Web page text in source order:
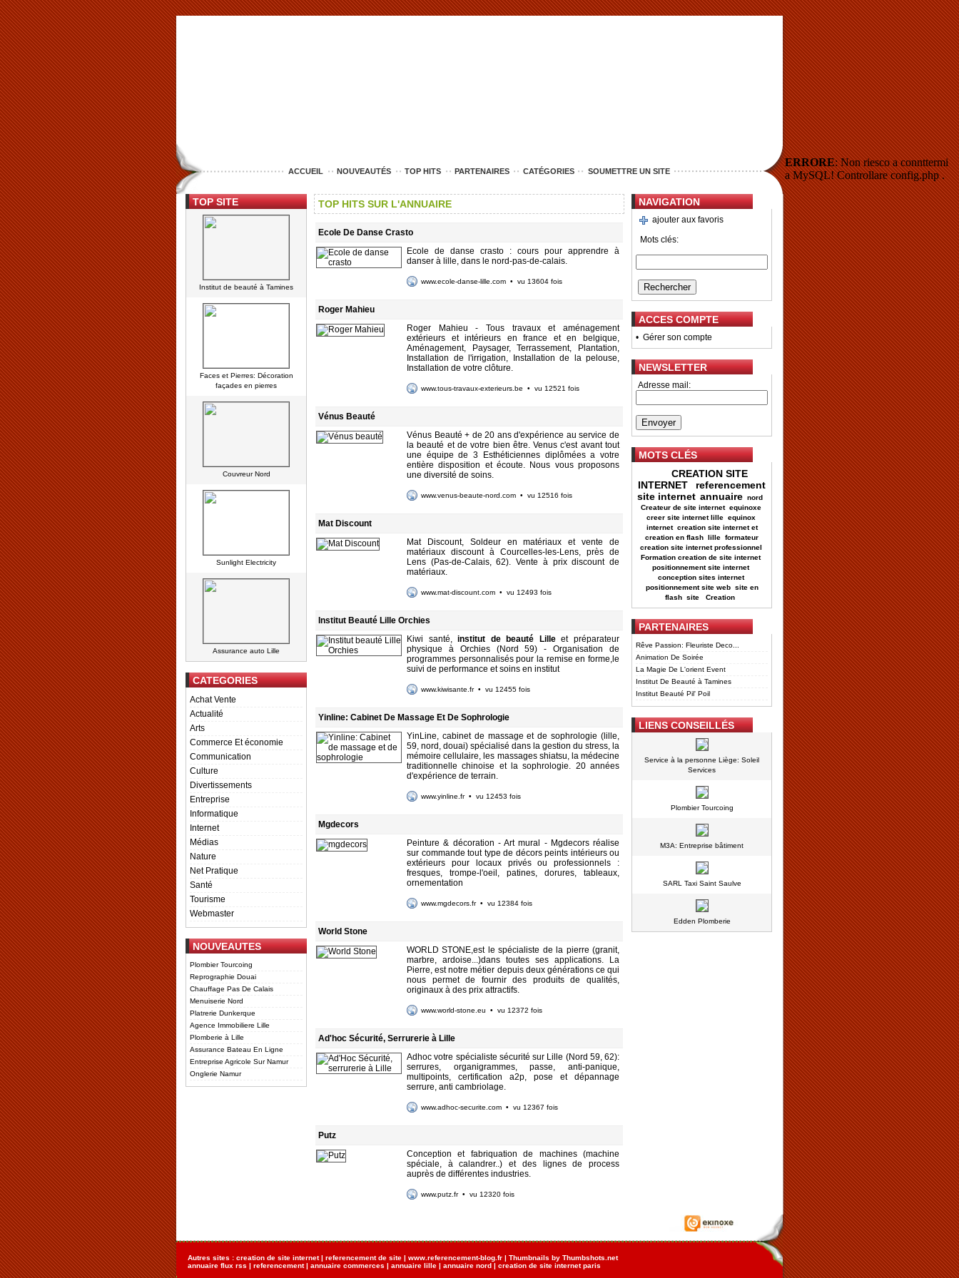
ACCUEIL NOUVEAUTÉS TOP HITS PARTENAIRES CATÉGORIES SOUMETTRE UN SITE
TOP SITE
Institut de beauté à Tamines
Faces et Pierres: Décoration
façades en pierres
Couvreur Nord
Sunlight Electricity
Assurance auto Lille
CATEGORIES
Achat Vente
Actualité
Arts
Commerce Et économie
Communication
Culture
Divertissements
Entreprise
Informatique
Internet
Médias
Nature
Net Pratique
Santé
Tourisme
Webmaster
NOUVEAUTES
Plombier Tourcoing
Reprographie Douai
Chauffage Pas De Calais
Menuiserie Nord
Platrerie Dunkerque
Agence Immobiliere Lille
Plomberie à Lille
Assurance Bateau En Ligne
Entreprise Agricole Sur Namur
Onglerie Namur
TOP HITS SUR L'ANNUAIRE
Ecole De Danse Crasto
Ecole de danse crasto : cours pour apprendre à
danser à lille, dans le nord-pas-de-calais.
www.ecole-danse-lille.com • vu 13604 fois
Roger Mahieu
Roger Mahieu - Tous travaux et aménagement
extérieurs et intérieurs en france et en belgique,
Aménagement, Paysager, Terrassement, Plantation,
Installation de l'irrigation, Installation de la pelouse,
Installation de votre clôture.
www.tous-travaux-exterieurs.be • vu 12521 fois
Vénus Beauté
Vénus Beauté + de 20 ans d'expérience au service de
la beauté et de votre bien être. Venus c'est avant tout
une équipe de 3 Esthéticiennes diplômées a votre
entière disposition et écoute. Nous vous proposons
une diversité de soins.
www.venus-beaute-nord.com • vu 12516 fois
Mat Discount
Mat Discount, Soldeur en matériaux et vente de
matériaux discount à Courcelles-les-Lens, près de
Lens (Pas-de-Calais, 62). Vente à prix discount de
matériaux.
www.mat-discount.com • vu 12493 fois
Institut Beauté Lille Orchies
Kiwi santé,institut de beauté Lilleet préparateur
physique à Orchies (Nord 59) - Organisation de
programmes personnalisés pour la remise en forme,le
suivi de performance et soins en institut
www.kiwisante.fr • vu 12455 fois
Yinline: Cabinet De Massage Et De Sophrologie
YinLine, cabinet de massage et de sophrologie (lille,
59, nord, douai) spécialisé dans la gestion du stress, la
mémoire cellulaire, les massages shiatsu, la médecine
traditionnelle chinoise et la sophrologie. 20 années
d'expérience de terrain.
www.yinline.fr • vu 12453 fois
Mgdecors
Peinture & décoration - Art mural - Mgdecors réalise
sur commande tout type de décors peints intérieurs ou
extérieurs pour locaux privés ou professionnels :
fresques, trompe-l'oeil, patines, dorures, tableaux,
ornementation
www.mgdecors.fr • vu 12384 fois
World Stone
WORLD STONE,est le spécialiste de la pierre (granit,
marbre, ardoise...)dans toutes ses applications. La
Pierre, est notre métier depuis deux générations ce qui
nous permet de fournir des produits de qualités,
originaux à des prix attractifs.
www.world-stone.eu • vu 12372 fois
Ad'hoc Sécurité, Serrurerie à Lille
Adhoc votre spécialiste sécurité sur Lille (Nord 59, 62):
serrures, organigrammes, passe, anti-panique,
multipoints, certification a2p, pose et dépannage
serrure, anti cambriolage.
www.adhoc-securite.com • vu 12367 fois
Putz
Conception et fabriquation de machines (machine
spéciale, à calandrer..) et des lignes de process
auprès de différentes industries.
www.putz.fr • vu 12320 fois
NAVIGATION
ajouter aux favoris
Mots clés:
ACCES COMPTE
• Gérer son compte
NEWSLETTER
Adresse mail:
MOTS CLÉS
CREATION SITE
INTERNET
referencement
site internet annuaire nord
Createur de site internet equinoxe
creer site internet lille equinox
internet creation site internet et
creation en flash lille formateur
creation site internet professionnel
Formation creation de site internet
positionnement site internet
conception sites internet
positionnement site web site en
flash site Creation
PARTENAIRES
Rêve Passion: Fleuriste Deco...
Animation De Soirée
La Magie De L'orient Event
Institut De Beauté à Tamines
Institut Beauté Pil' Poil
LIENS CONSEILLÉS
Service à la personne Liège: Soleil
Services
Plombier Tourcoing
M3A: Entreprise bâtiment
SARL Taxi Saint Saulve
Edden Plomberie
Autres sites : creation de site internet| referencement de site | www.referencement-blog.fr | Thumbnails by Thumbshots.net
annuaire flux rss | referencement| annuaire commerces | annuaire lille | annuaire nord | creation de site internet paris
ERRORE: Non riesco a connttermi
a MySQL! Controllare config.php .